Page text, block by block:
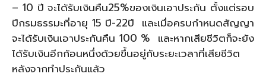
– 10 ปี จะได้รับเงินคืน25%ของเงินเอาประกัน ตั้งแต่รอบ
ปีกรมธรรมะที่อายุ 15 ปี-22ปี และเมื่อครบกำหนดสัญญา
จะได้รับเงินเอาประกันคืน 100 % และหากเสียชีวิตก็จะยัง
ได้รับเงินอีกก้อนหนึ่งด้วยขึ้นอยู่กับระยะเวลาที่เสียชีวิต
หลังจากทำประกันแล้ว